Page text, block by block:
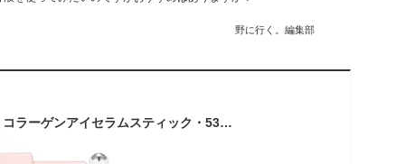
野に行く。編集部
[コスメSALE+][リル] コラーゲンアイセラムスティック・53732 コスメ cosme 【SKINCARE】RiRe リル セラム セラムスティック 美容液 目元ケア コラーゲン 弾力ケア 整肌 スチールローラー 低刺激 敏感肌 水分 保湿 ハリケア 韓国コスメ